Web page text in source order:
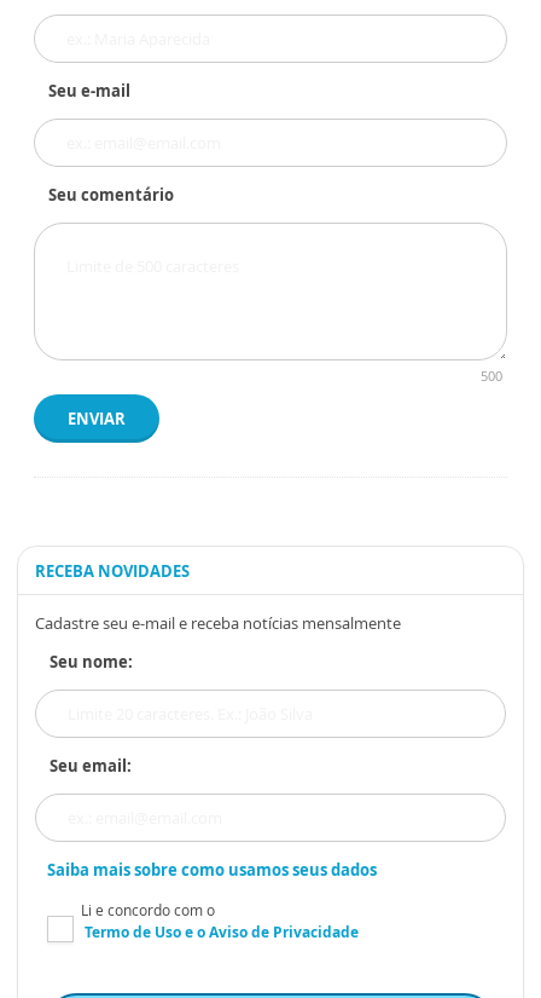
Seu e-mail
Seu comentário
500
ENVIAR
RECEBA NOVIDADES
Cadastre seu e-mail e receba notícias mensalmente
Seu nome:
Seu email:
Saiba mais sobre como usamos seus dados
Li e concordo com o
Termo de Usoe oAviso de Privacidade